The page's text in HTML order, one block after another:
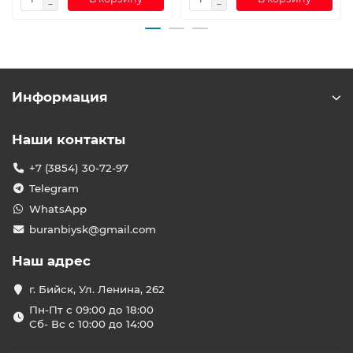
Информация
Наши контакты
+7 (3854) 30-72-97
Telegram
WhatsApp
buranbiysk@gmail.com
Наш адрес
г. Бийск, Ул. Ленина, 262
Пн-Пт с 09:00 до 18:00
Сб- Вс с 10:00 до 14:00